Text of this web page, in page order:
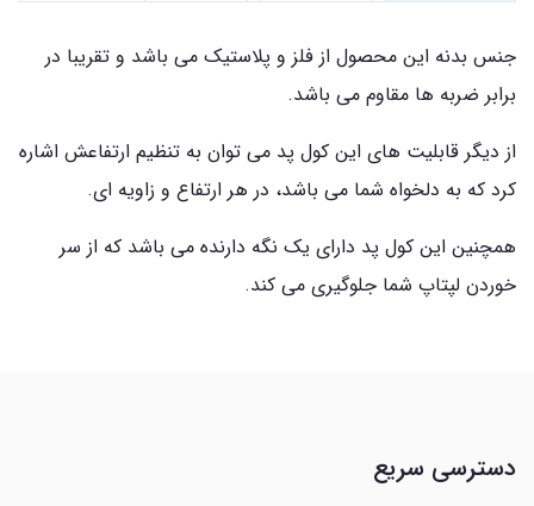
جنس بدنه این محصول از فلز و پلاستیک می باشد و تقریبا در
برابر ضربه ها مقاوم می باشد.
از دیگر قابلیت های این کول پد می توان به تنظیم ارتفاعش اشاره
کرد که به دلخواه شما می باشد، در هر ارتفاع و زاویه ای.
همچنین این کول پد دارای یک نگه دارنده می باشد که از سر
خوردن لپتاپ شما جلوگیری می کند.
دسترسی سریع